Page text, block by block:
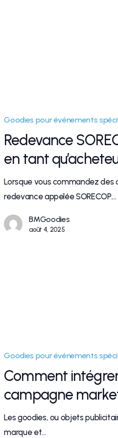
Goodies pour événements
Redevance
en tant
Lorsque vous commandez des
redevance appelée SORECOP.…
BMGoodies
août 4, 2025
Goodies pour événements
Comment
campagne
Les goodies, ou objets
marque et…